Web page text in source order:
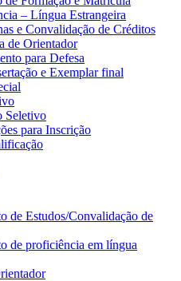
– Língua Estrangeira
e Convalidação de Créditos
de Orientador
para Defesa
e Exemplar final
Seletivo
para Inscrição
de Estudos/Convalidação de
de proficiência em língua